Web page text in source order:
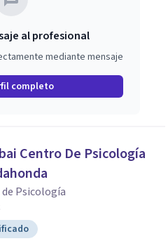
al profesional
mediante mensaje
completo
Centro De Psicología
Psicología